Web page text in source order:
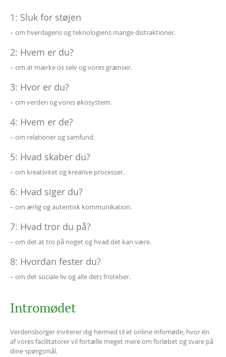
1: Sluk for støjen
– om hverdagens og teknologiens mange distraktioner.
2: Hvem er du?
– om at mærke os selv og vores grænser.
3: Hvor er du?
– om verden og vores økosystem.
4: Hvem er de?
– om relationer og samfund.
5: Hvad skaber du?
– om kreativitet og kreative processer.
6: Hvad siger du?
– om ærlig og autentisk kommunikation.
7: Hvad tror du på?
– om det at tro på noget og hvad det kan være.
8: Hvordan fester du?
– om det sociale liv og alle dets fristelser.
Intromødet
Verdensborger inviterer dig hermed til et online infomøde, hvor én
af vores facilitatorer vil fortælle meget mere om forløbet og svare på
dine spørgsmål.